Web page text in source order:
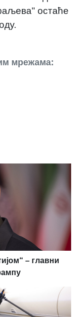
остаће
мрежама:
– главни